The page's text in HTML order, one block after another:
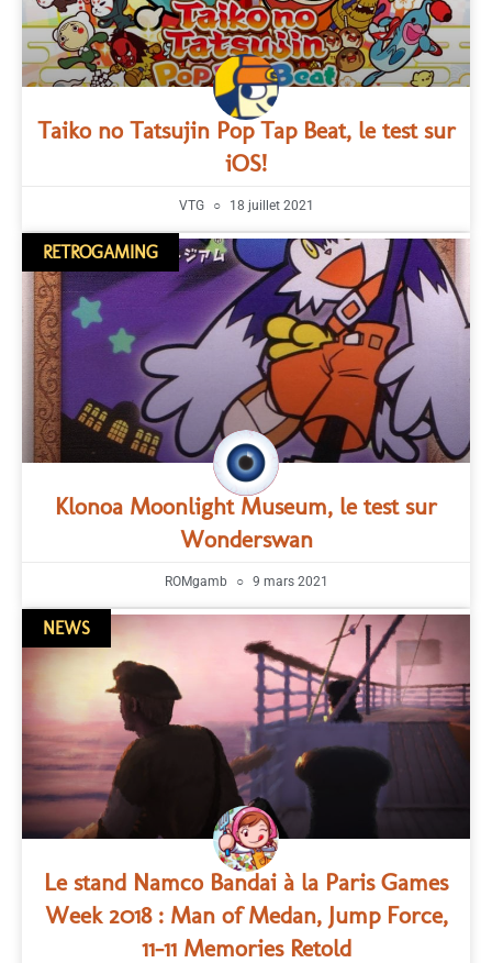
Taiko no Tatsujin Pop Tap Beat, le test sur
iOS!
VTG 18 juillet 2021
RETROGAMING
Klonoa Moonlight Museum, le test sur
Wonderswan
ROMgamb 9 mars 2021
NEWS
Le stand Namco Bandai à la Paris Games
Week 2018 : Man of Medan, Jump Force,
11-11 Memories Retold